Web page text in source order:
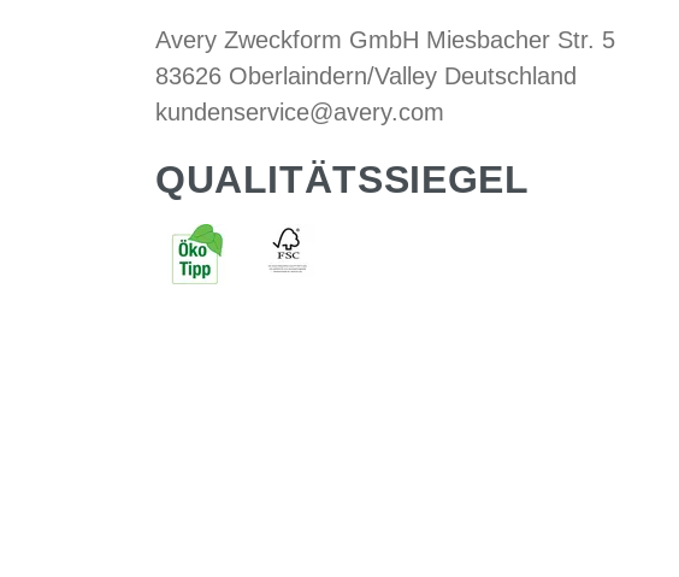
Avery Zweckform GmbH Miesbacher Str. 5
83626 Oberlaindern/Valley Deutschland
kundenservice@avery.com
QUALITÄTSSIEGEL